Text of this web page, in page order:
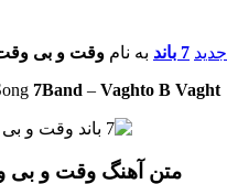
7 باند به نام وقت و بی
7Band – Vaghto B Vaght
متن آهنگ وقت و بی وقت 7